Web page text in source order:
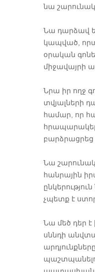
նա
Նա դարձավ
կապված,
օրական
միջավայրի
Նրա իր ողջ
տվյալների
համար, որ
Նա
հանրային
չպետք է
Նա մեծ դեր
սննդի